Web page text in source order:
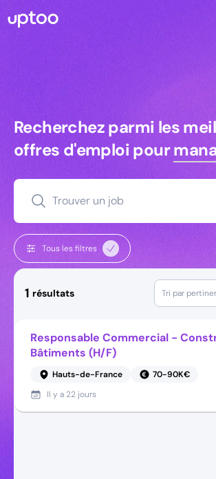
Recherchez parmi les
Recherchez parmi les
offres d'emploi pour
Trouver un job
Tous les filtres
1 résultats Tri par
Responsable Commercial -
Bâtiments (H/F)
Hauts-de-France
70-90K€
Il y a 22 jours